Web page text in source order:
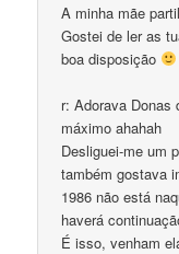
A minha mãe
Gostei de ler as
boa disposição
r: Adorava Donas
máximo ahahah
Desliguei-me um
também gostava
1986 não está
haverá
É isso, venham